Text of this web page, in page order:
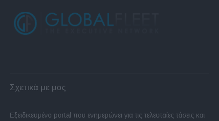
Σχετικά με μας
Εξειδικευμένο portal που ενημερώνει για τις τελευταίες τάσεις και